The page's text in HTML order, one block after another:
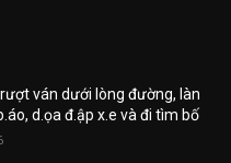
ván dưới lòng đường, làn
d.ọa đ.ập x.e và đi tìm bố